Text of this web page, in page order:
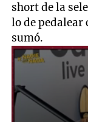
short de la
lo de
sumó.